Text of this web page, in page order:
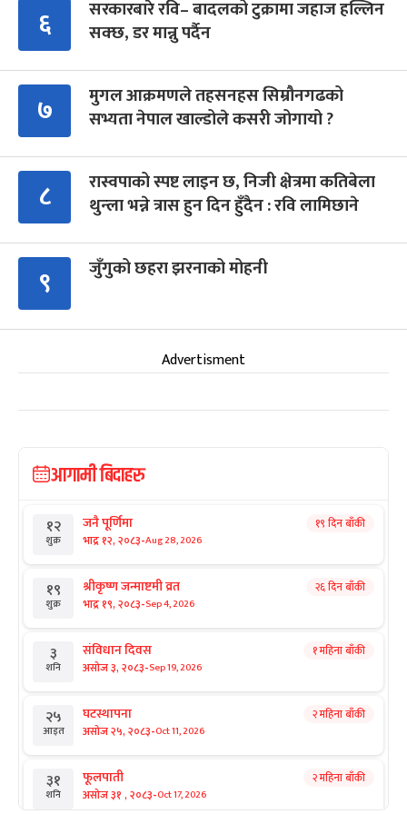
६
सरकारबारे रवि– बादलको टुक्रामा जहाज हल्लिन
सक्छ, डर मान्नु पर्दैन
७
मुगल आक्रमणले तहसनहस सिम्रौनगढको
सभ्यता नेपाल खाल्डोले कसरी जोगायो ?
८
रास्वपाको स्पष्ट लाइन छ, निजी क्षेत्रमा कतिबेला
थुन्ला भन्ने त्रास हुन दिन हुँदैन : रवि लामिछाने
९ जुँगुको छहरा झरनाको मोहनी
Advertisment
आगामी बिदाहरु
१२
शुक्र
जनै पूर्णिमा
भाद्र १२, २०८३-Aug 28, 2026
१९ दिन बाँकी
१९
शुक्र
श्रीकृष्ण जन्माष्टमी व्रत
भाद्र १९, २०८३-Sep 4, 2026
२६ दिन बाँकी
३
शनि
संविधान दिवस
असोज ३, २०८३-Sep 19, 2026
१ महिना बाँकी
२५
आइत
घटस्थापना
असोज २५, २०८३-Oct 11, 2026
२ महिना बाँकी
३१
शनि
फूलपाती
असोज ३१ , २०८३-Oct 17, 2026
२ महिना बाँकी